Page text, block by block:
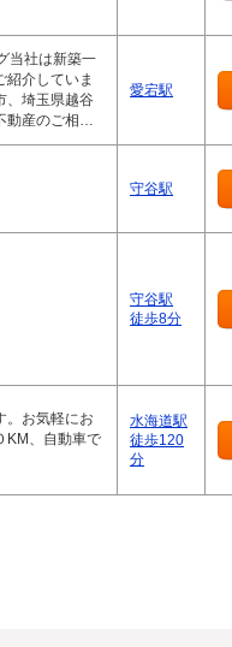
当社は新築一
紹介していま
、埼玉県越谷
動産のご相…
愛宕駅
守谷駅
守谷駅
徒歩8分
。お気軽にお
KM、自動車で
水海道駅
徒歩120
分